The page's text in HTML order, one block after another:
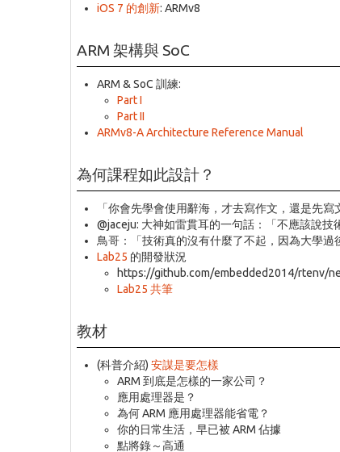
iOS 7 的創新: ARMv8
ARM 架構與 SoC
ARM & SoC 訓練:
Part I
Part II
ARMv8-A Architecture Reference Manual
為何課程如此設計？
「你會先學會使用辭海，才去寫作文，還是先寫
@jaceju: 大神如雷貫耳的一句話：「不應該說技
鳥哥：「技術真的沒有什麼了不起，因為大學
Lab25 的開發狀況
https://github.com/embedded2014/rtenv/
Lab25 共筆
教材
(科普介紹) 安謀是要怎樣
ARM 到底是怎樣的一家公司？
應用處理器是？
為何 ARM 應用處理器能省電？
你的日常生活，早已被 ARM 佔據
點將錄～高通